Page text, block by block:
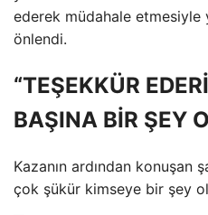
ederek müdahale etmesiyle
önlendi.
“TEŞEKKÜR
BAŞINA BİR ŞEY
Kazanın ardından konuşan
çok şükür kimseye bir şey